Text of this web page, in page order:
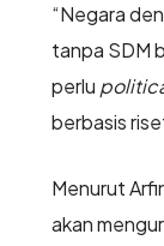
“Negara
tanpa SDM
perlu
berbasis
Menurut
akan